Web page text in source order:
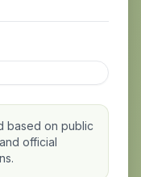
based on public
official